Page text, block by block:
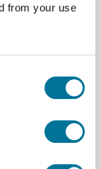
from your use